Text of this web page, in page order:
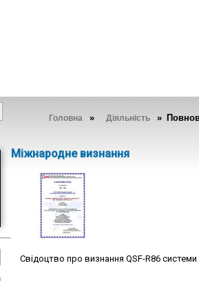
Головна » Діяльність »
Міжнародне визнання
Свідоцтво про визнання QSF-R86